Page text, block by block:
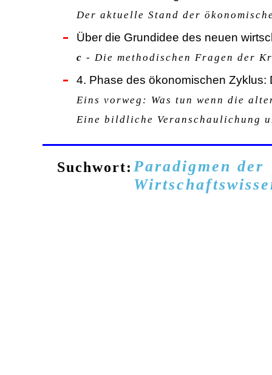
Der aktuelle Stand der
Über die Grundidee des neuen
c - Die methodischen Fragen der
4. Phase des ökonomischen Zyklus:
Eins vorweg: Was tun wenn die
Eine bildliche Veranschaulichung
Suchwort: Paradigmen der